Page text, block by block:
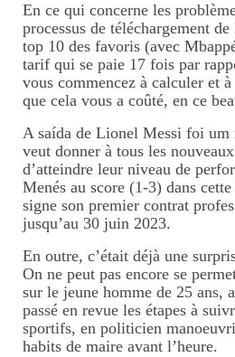
En ce qui concerne les
processus de téléchargement
top 10 des favoris (avec
tarif qui se paie 17 fois par
vous commencez à calculer et
que cela vous a coûté, en ce
A saída de Lionel Messi foi um
veut donner à tous les
d’atteindre leur niveau de
Menés au score (1-3) dans
signe son premier contrat
jusqu’au 30 juin 2023.
En outre, c’était déjà une
On ne peut pas encore se
sur le jeune homme de 25 ans,
passé en revue les étapes à
sportifs, en politicien
habits de maire avant l’heure.